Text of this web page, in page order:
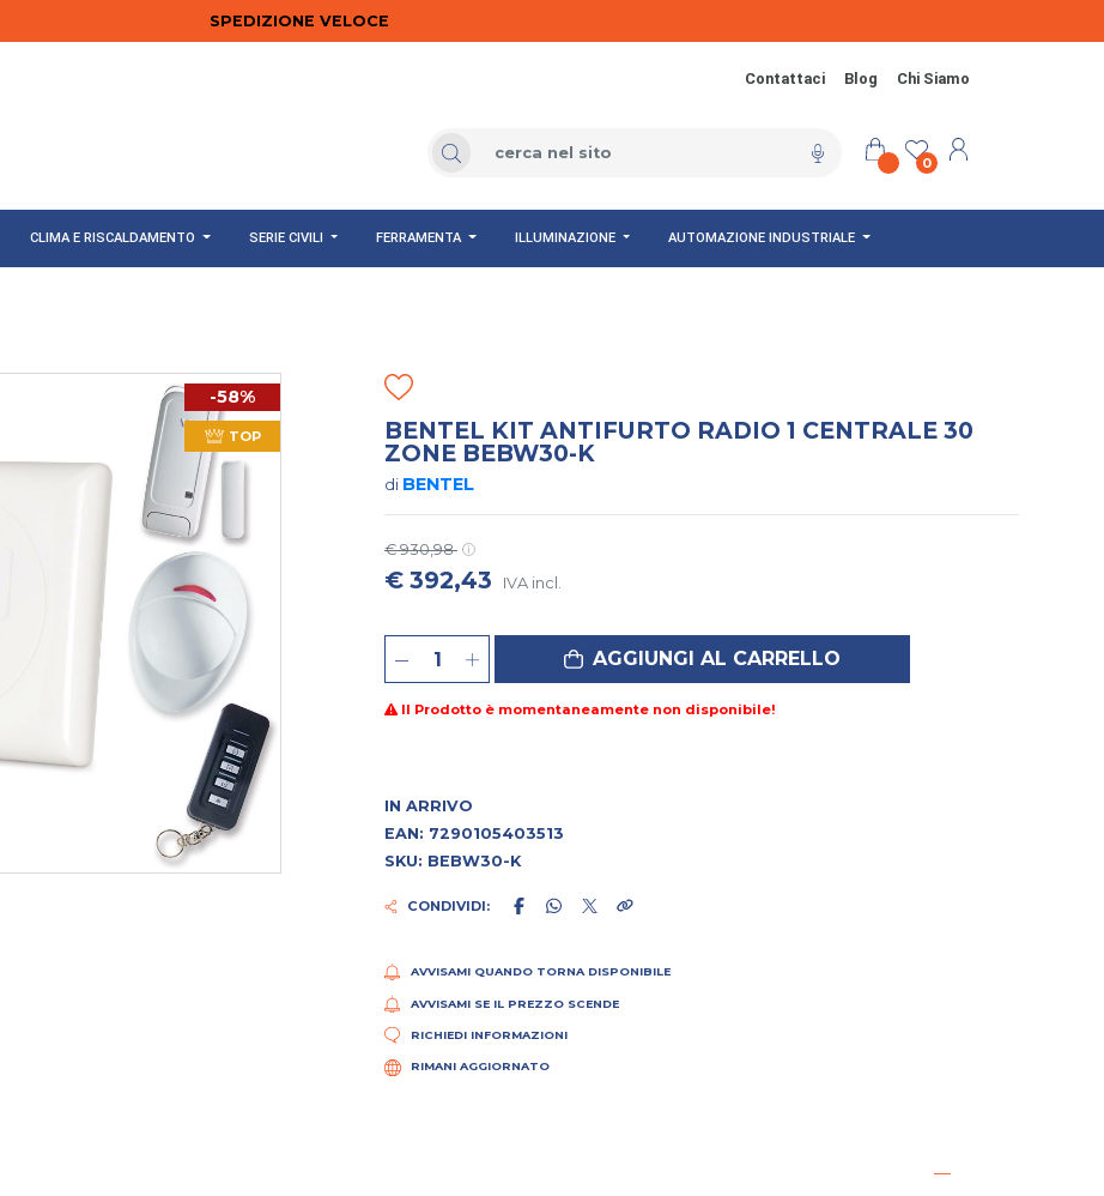
SPEDIZIONE VELOCE
Contattaci Blog Chi Siamo
0
CLIMA E RISCALDAMENTO SERIE CIVILI FERRAMENTA ILLUMINAZIONE AUTOMAZIONE INDUSTRIALE
-58%
TOP BENTEL KIT ANTIFURTO RADIO 1 CENTRALE 30
ZONE BEBW30-K
di BENTEL
€ 930,98
€ 392,43 IVA incl.
AGGIUNGI AL CARRELLO
Il Prodotto è momentaneamente non disponibile!
IN ARRIVO
EAN: 7290105403513
SKU: BEBW30-K
CONDIVIDI:
AVVISAMI QUANDO TORNA DISPONIBILE
AVVISAMI SE IL PREZZO SCENDE
RICHIEDI INFORMAZIONI
RIMANI AGGIORNATO